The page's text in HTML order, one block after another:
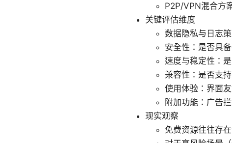
P2P/VPN混合方
关键评估维度
数据隐私与日志
安全性：是否具
速度与稳定性：
兼容性：是否支
使用体验：界面
附加功能：广告
现实观察
免费资源往往存